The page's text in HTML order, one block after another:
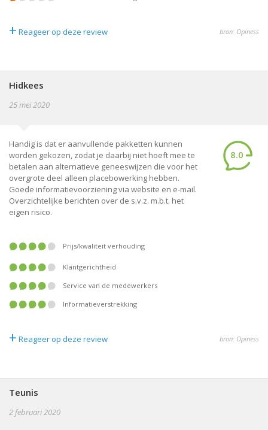
+ Reageer op deze review bron: Opiness
Hidkees
25 mei 2020
Handig is dat er aanvullende pakketten kunnen
worden gekozen, zodat je daarbij niet hoeft mee te
betalen aan alternatieve geneeswijzen die voor het
overgrote deel alleen placebowerking hebben.
Goede informatievoorziening via website en e-mail.
Overzichtelijke berichten over de s.v.z. m.b.t. het
eigen risico.
8.0
prijs/kwaliteit verhouding
klantgerichtheid
service van de medewerkers
informatieverstrekking
+ Reageer op deze review bron: Opiness
Teunis
2 februari 2020